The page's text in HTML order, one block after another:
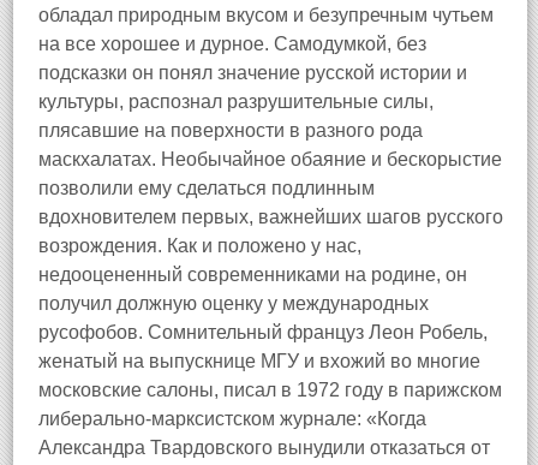
обладал природным вкусом и безупречным чутьем
на все хорошее и дурное. Самодумкой, без
подсказки он понял значение русской истории и
культуры, распознал разрушительные силы,
плясавшие на поверхности в разного рода
маскхалатах. Необычайное обаяние и бескорыстие
позволили ему сделаться подлинным
вдохновителем первых, важнейших шагов русского
возрождения. Как и положено у нас,
недооцененный современниками на родине, он
получил должную оценку у международных
русофобов. Сомнительный француз Леон Робель,
женатый на выпускнице МГУ и вхожий во многие
московские салоны, писал в 1972 году в парижском
либерально‑марксистском журнале: «Когда
Александра Твардовского вынудили отказаться от